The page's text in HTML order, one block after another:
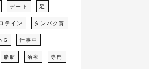
デート 足
テイン タンパク質
仕事中
脂肪 治療 専門